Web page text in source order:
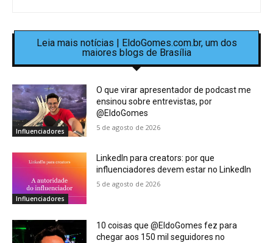
Leia mais notícias | EldoGomes.com.br, um dos
maiores blogs de Brasília
Influenciadores
O que virar apresentador de podcast me
ensinou sobre entrevistas, por
@EldoGomes
5 de agosto de 2026
Influenciadores
LinkedIn para creators: por que
influenciadores devem estar no LinkedIn
5 de agosto de 2026
10 coisas que @EldoGomes fez para
chegar aos 150 mil seguidores no